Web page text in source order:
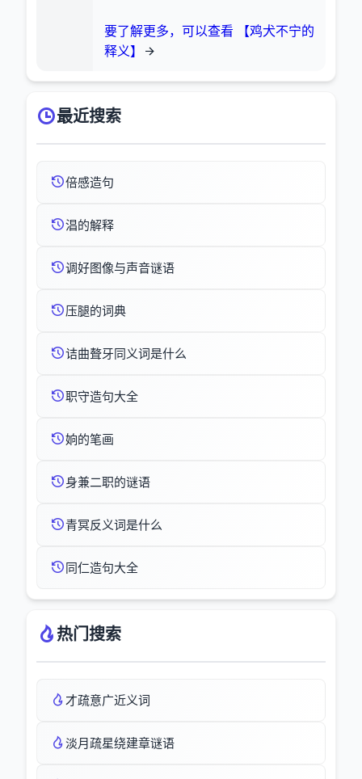
要了解更多，可以查看 【鸡犬不宁的
释义】
最近搜索
倍感造句
淐的解释
调好图像与声音谜语
压腿的词典
诘曲聱牙同义词是什么
职守造句大全
姠的笔画
身兼二职的谜语
青冥反义词是什么
同仁造句大全
热门搜索
才疏意广近义词
淡月疏星绕建章谜语